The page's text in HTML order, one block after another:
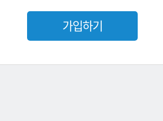
가입하기